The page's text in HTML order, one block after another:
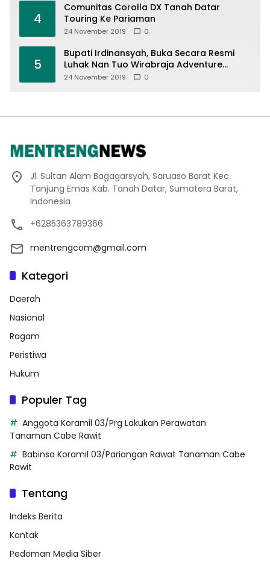
4
Comunitas Corolla DX Tanah Datar
Touring Ke Pariaman
24 November 2019 0
5
Bupati Irdinansyah, Buka Secara Resmi
Luhak Nan Tuo Wirabraja Adventure
Offroad 2019
24 November 2019 0
Jl. Sultan Alam Bagagarsyah, Saruaso Barat Kec.
Tanjung Emas Kab. Tanah Datar, Sumatera Barat,
Indonesia
+6285363789366
mentrengcom@gmail.com
Kategori
Daerah
Nasional
Ragam
Peristiwa
Hukum
Populer Tag
Anggota Koramil 03/Prg Lakukan Perawatan
Tanaman Cabe Rawit
Babinsa Koramil 03/Pariangan Rawat Tanaman Cabe
Rawit
Tentang
Indeks Berita
Kontak
Pedoman Media Siber